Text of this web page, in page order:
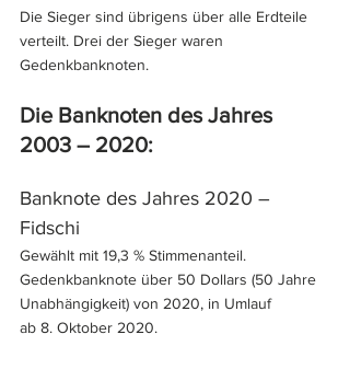
Die Sieger sind übrigens über alle Erdteile
verteilt. Drei der Sieger waren
Gedenkbanknoten.
Die Banknoten des Jahres
2003 – 2020:
Banknote des Jahres 2020 –
Fidschi
Gewählt mit 19,3 % Stimmenanteil.
Gedenkbanknote über 50 Dollars (50 Jahre
Unabhängigkeit) von 2020, in Umlauf
ab 8. Oktober 2020.